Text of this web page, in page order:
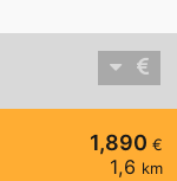
1,890 €
1,6 km